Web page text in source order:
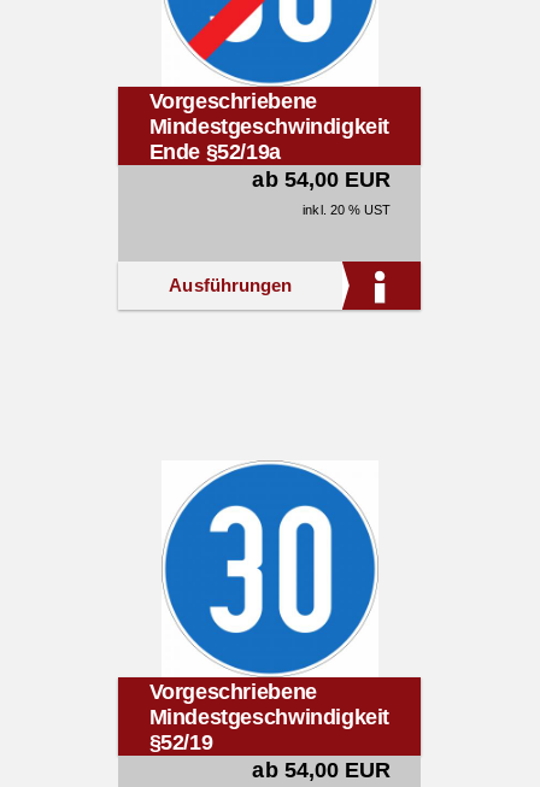
Vorgeschriebene
Mindestgeschwindigkeit
Ende §52/19a
ab 54,00 EUR
inkl. 20 % UST
Ausführungen
Vorgeschriebene
Mindestgeschwindigkeit
§52/19
ab 54,00 EUR